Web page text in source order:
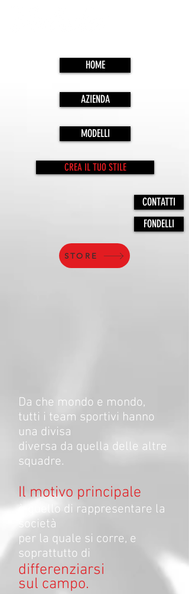
HOME
AZIENDA
MODELLI
CREA IL TUO STILE
CONTATTI
FONDELLI
STORE
Da che mondo e mondo,
tutti i team sportivi hanno
una divisa
diversa da quella delle altre
squadre.
Il motivo principale
è quello di rappresentare la
società
per la quale si corre, e
soprattutto di
differenziarsi
sul campo.